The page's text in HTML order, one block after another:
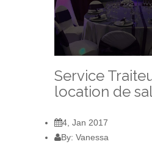
Service
location de
4, Jan 2017
By: Vanessa